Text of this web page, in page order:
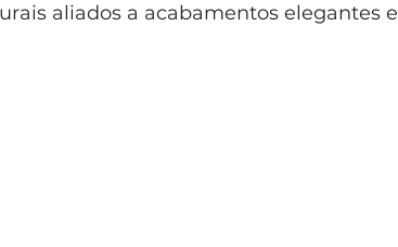
Campinas
aliados a acabamentos elegantes e